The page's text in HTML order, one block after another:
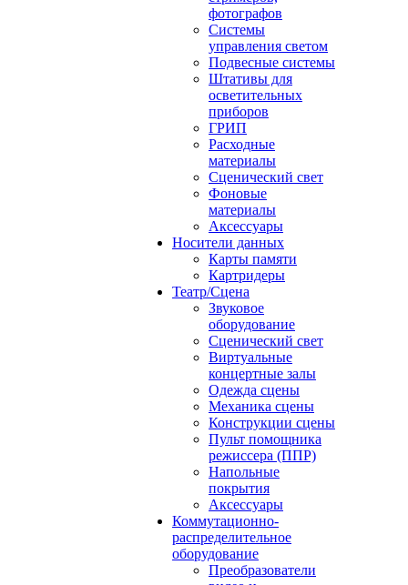
фотографов
Системы
управления светом
Подвесные системы
Штативы для
осветительных
приборов
ГРИП
Расходные
материалы
Сценический свет
Фоновые
материалы
Аксессуары
Носители данных
Карты памяти
Картридеры
Театр/Сцена
Звуковое
оборудование
Сценический свет
Виртуальные
концертные залы
Одежда сцены
Механика сцены
Конструкции сцены
Пульт помощника
режиссера (ППР)
Напольные
покрытия
Аксессуары
Коммутационно-
распределительное
оборудование
Преобразователи